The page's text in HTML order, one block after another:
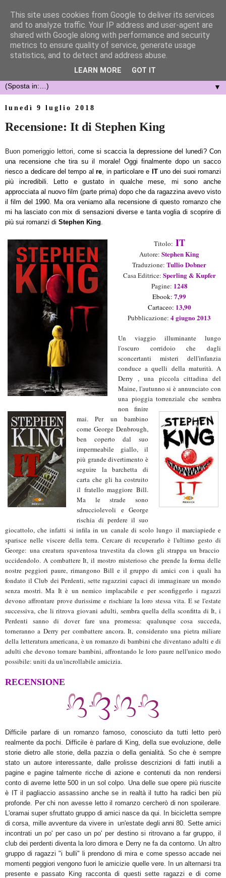
▼
lunedì 9 luglio 2018
Recensione: It di Stephen King
Buon pomeriggio lettori, come si scaccia la depressione del lunedì? Con
una recensione che tira su il morale! Oggi finalmente dopo un sacco
riesco a dedicare del tempo alre , in particolare e ITuno dei suoi romanzi
più incredibili. Letto e gustato in qualche mese, mi sono anche
approcciata al nuovo film (parte prima) dopo che da ragazzina avevo visto
il film del 1990. Ma ora veniamo alla recensione di questo romanzo che
mi ha lasciato con mix di sensazioni diverse e tanta voglia di scoprire di
più sui romanzi di Stephen King
Titolo: IT
Autore:Stephen King
Traduzione:Tullio Dobner
Casa Editrice: Sperling & Kupfer
Pagine: 1248
Ebook: 7,99
Cartaceo: 13,90
Pubblicazione:4 giugno 2013
Un viaggio illuminante lungo
l'oscuro corridoio che dagli
sconcertanti misteri dell'infanzia
conduce a quelli della maturità. A
Derry , una piccola cittadina del
Maine, l'autunno si è annunciato con
una pioggia torrenziale che sembra
non finire
mai. Per un bambino
come George Denbrough,
ben coperto dal suo
impermeabile giallo, il
più grande divertimento è
seguire la barchetta di
carta che gli ha costruito
il fratello maggiore Bill.
Ma le strade sono
sdrucciolevoli e George
rischia di perdere il suo
giocattolo, che infatti si infila in un canale di scolo lungo il marciapiede e
sparisce nelle viscere della terra. Cercare di recuperarlo è l'ultimo gesto di
George: una creatura spaventosa travestita da clown gli strappa un braccio
uccidendolo. A combattere It, il mostro misterioso che prende la forma delle
nostre peggiori paure, rimangono Bill e il gruppo di amici con i quali ha
fondato il Club dei Perdenti, sette ragazzini capaci di immaginare un mondo
senza mostri. Ma It è un nemico implacabile e per sconfiggerlo i ragazzi
devono affrontare prove durissime e rischiare la loro stessa vita. E se l'estate
successiva, che li ritrova giovani adulti, sembra quella della sconfitta di It, i
Perdenti sanno di dover fare una promessa: qualunque cosa succeda,
torneranno a Derry per combattere ancora. It, considerato una pietra miliare
della letteratura americana, è un romanzo di bambini che diventano adulti e di
adulti che devono tornare bambini, affrontando le loro paure nell'unico modo
possibile: uniti da un'incrollabile amicizia.
RECENSIONE
Difficile parlare di un romanzo famoso, conosciuto da tutti letto però
realmente da pochi. Difficile è parlare di King, della sue evoluzione, delle
storie dietro alle storie, della pazzia o della genialità. So che è sempre
stato un autore interessante, dalle prolisse descrizioni di fatti inutili a
pagine e pagine talmente ricche di azione e contenuti da non rendersi
conto di averne lette 500 in un sol colpo. Una delle sue opere più riuscite
è IT il pagliaccio assassino anche se in realtà il tutto ha radici ben più
profonde. Per chi non avesse letto il romanzo cercherò di non spoilerare.
L'oramai super sfruttato gruppo di amici nasce da qui. In bicicletta sempre
di corsa, mille avventure da vivere in un'estate degli anni 80. Sette amici
incontrati un po' per caso un po' per destino si ritrovano a far gruppo, il
club dei perdenti diventa la loro dimora e Derry ne fa da contorno. Un altro
gruppo di ragazzi "i bulli" li prendono di mira e come spesso accade nei
momenti peggiori vengono fuori le amicizie quelle vere. In un alternarsi tra
presente e passato King racconta di questi sette ragazzi e di come
This site uses cookies from Google to deliver its services
and to analyze traffic. Your IP address and user-agent are
shared with Google along with performance and security
metrics to ensure quality of service, generate usage
statistics, and to detect and address abuse.
LEARN MORE GOT IT